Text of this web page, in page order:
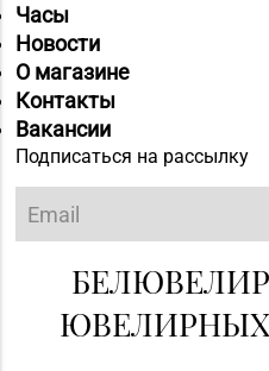
Часы
Новости
О магазине
Контакты
Вакансии
Подписаться на рассылку